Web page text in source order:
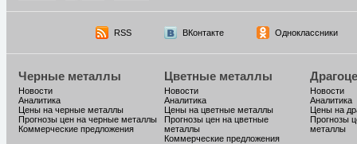
RSS ВКонтакте Одноклассники
Черные металлы
Новости
Аналитика
Цены на черные металлы
Прогнозы цен на черные металлы
Коммерческие предложения
Цветные металлы
Новости
Аналитика
Цены на цветные металлы
Прогнозы цен на цветные
металлы
Коммерческие предложения
Новости
Аналитика
Цены на
Прогнозы
металлы